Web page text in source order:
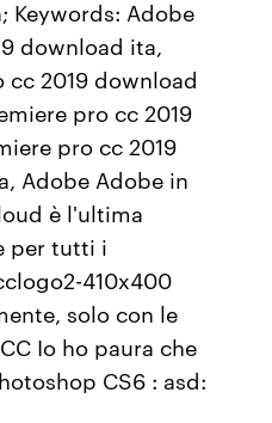
Keywords: Adobe
download ita,
2019 download
pro cc 2019
pro cc 2019
Adobe Adobe in
è l'ultima
per tutti i
410x400
solo con le
Io ho paura che
CS6 : asd: